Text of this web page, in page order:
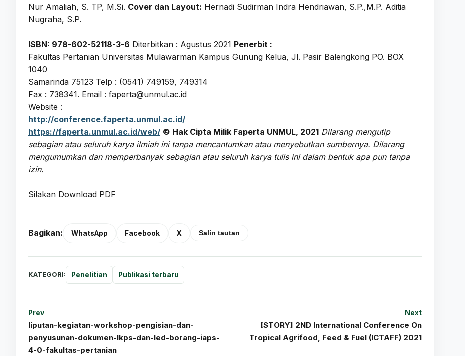
Nur Amaliah, S. TP, M.Si. Cover dan Layout: Hernadi Sudirman Indra Hendriawan, S.P.,M.P. Aditia
Nugraha, S.P.
ISBN: 978-602-52118-3-6 Diterbitkan : Agustus 2021 Penerbit :
Fakultas Pertanian Universitas Mulawarman Kampus Gunung Kelua, Jl. Pasir Balengkong PO. BOX
1040
Samarinda 75123 Telp : (0541) 749159, 749314
Fax : 738341. Email : faperta@unmul.ac.id
Website :
http://conference.faperta.unmul.ac.id/
https://faperta.unmul.ac.id/web/ © Hak Cipta Milik Faperta UNMUL, 2021 Dilarang mengutip
sebagian atau seluruh karya ilmiah ini tanpa mencantumkan atau menyebutkan sumbernya. Dilarang
mengumumkan dan memperbanyak sebagian atau seluruh karya tulis ini dalam bentuk apa pun tanpa
izin.
Silakan Download PDF
Bagikan: WhatsApp Facebook X Salin tautan
KATEGORI: Penelitian Publikasi terbaru
Prev
liputan-kegiatan-workshop-pengisian-dan-
penyusunan-dokumen-lkps-dan-led-borang-iaps-
4-0-fakultas-pertanian
Next
[STORY] 2ND International Conference On
Tropical Agrifood, Feed & Fuel (ICTAFF) 2021